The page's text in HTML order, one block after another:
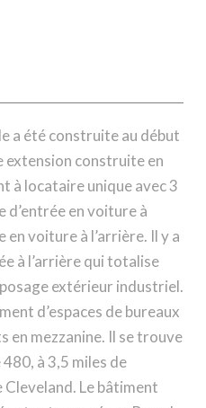
a été construite au début
extension construite en
à locataire unique avec 3
d’entrée en voiture à
en voiture à l’arrière. Il y a
à l’arrière qui totalise
extérieur industriel.
d’espaces de bureaux
en mezzanine. Il se trouve
à 3,5 miles de
Le bâtiment